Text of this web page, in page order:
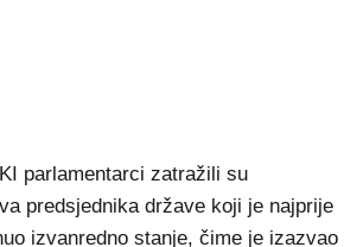
parlamentarci zatražili su
predsjednika države koji je najprije
izvanredno stanje, čime je izazvao